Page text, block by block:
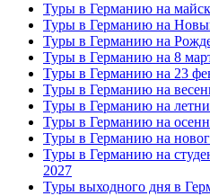
Туры в Германию на
Туры в Германию на
Туры в Германию на
Туры в Германию на 8
Туры в Германию на 23
Туры в Германию на
Туры в Германию на
Туры в Германию на
Туры в Германию на
Туры в Германию на
2027
Туры выходного дня в